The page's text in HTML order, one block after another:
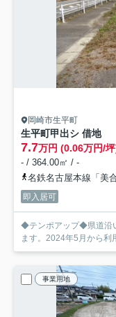
岡崎市生平町
生平町甲出シ 借地
7.7万円 (0.06万円/
- / 364.00㎡ / -
名鉄名古屋本線「美
即入居可
◆テンポアップ◆県道沿
ます。2024年5月から
事業用地